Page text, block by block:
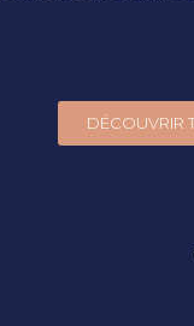
DÉCOUVRIR